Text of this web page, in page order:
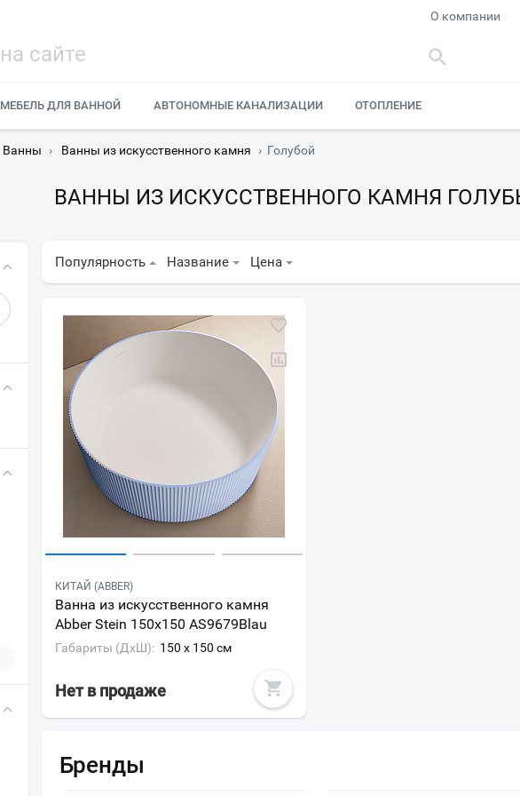
О компании
МЕБЕЛЬ ДЛЯ ВАННОЙ АВТОНОМНЫЕ КАНАЛИЗАЦИИ ОТОПЛЕНИЕ
Ванны › Ванны из искусственного камня › Голубой
ВАННЫ ИЗ ИСКУССТВЕННОГО КАМНЯ
Популярность Название Цена
КИТАЙ (ABBER)
Ванна из искусственного камня
Abber Stein 150x150 AS9679Blau
Габариты (ДxШ): 150 x 150 см
Нет в продаже
Бренды